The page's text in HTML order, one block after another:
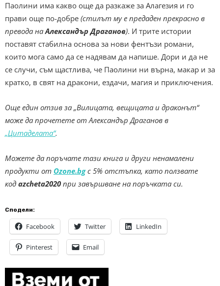
Паолини има какво още да разкаже за Алагезия и го
прави още по-добре (стилът му е предаден прекрасно в
превода наАлександър Драганов). И трите истории
поставят стабилна основа за нови фентъзи романи,
които мога само да се надявам да напише. Дори и да не
се случи, съм щастлива, че Паолини ни върна, макар и за
кратко, в свят на дракони, ездачи, магия и приключения.
Още един отзив за „Вилицата, вещицата и драконът“
може да прочетете от Александър Драганов в
„Цитаделата“.
Можете да поръчате тази книга и други ненамалени
продукти от Ozone.bgс 5% отстъпка, като ползвате
код azcheta2020 при завършване на поръчката си.
Сподели:
Facebook Twitter LinkedIn
Pinterest Email